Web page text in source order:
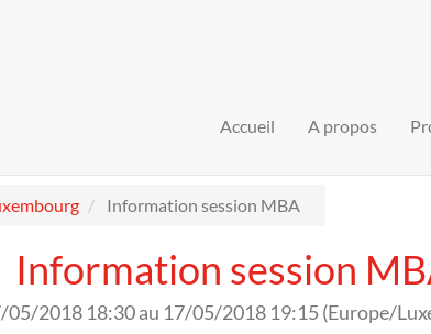
Accueil A propos
Information session MBA
Information session
05/2018 18:30au 17/05/2018 19:15(Europe/